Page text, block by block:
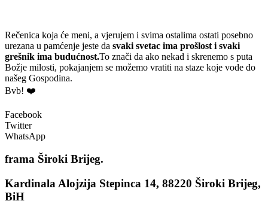
Rečenica koja će meni, a vjerujem i svima ostalima ostati posebno
urezana u pamćenje jeste da svaki svetac ima prošlost i svaki
grešnik ima budućnost.To znači da ako nekad i skrenemo s puta
Božje milosti, pokajanjem se možemo vratiti na staze koje vode do
našeg Gospodina.
Bvb! ❤️
Facebook
Twitter
WhatsApp
frama Široki Brijeg.
Kardinala Alojzija Stepinca 14, 88220 Široki Brijeg,
BiH